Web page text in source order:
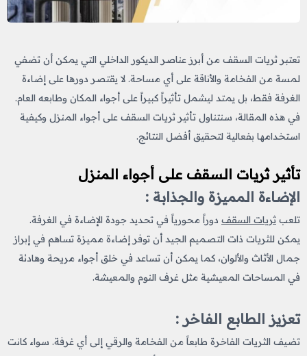
تعتبر ثريات السقف من أبرز عناصر الديكور الداخلي التي يمكن أن تضفي
لمسة من الفخامة والأناقة على أي مساحة. لا يقتصر دورها على إضاءة
الغرفة فقط، بل يمتد ليشمل تأثيراً كبيراً على أجواء المكان وطابعه العام.
في هذه المقالة، سنتناول تأثير ثريات السقف على أجواء المنزل وكيفية
استخدامها بفعالية لتحقيق أفضل النتائج.
تأثير ثريات السقف على أجواء المنزل
الإضاءة المميزة والجذابة :
تلعب ثريات السقف دوراً محورياً في تحديد جودة الإضاءة في الغرفة.
يمكن للثريات ذات التصميم الجيد أن توفر إضاءة مميزة تساهم في إبراز
جمال الأثاث والألوان، كما يمكن أن تساعد في خلق أجواء مريحة وهادئة
في المساحات المعيشية مثل غرف النوم والمعيشة.
تعزيز الطابع الفاخر :
تضيف الثريات الفاخرة طابعاً من الفخامة والرقي إلى أي غرفة. سواء كانت